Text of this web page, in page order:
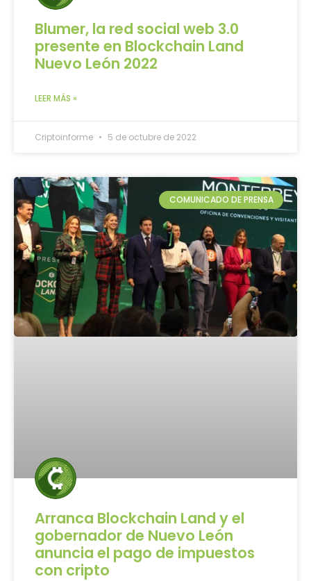
Blumer, la red social web 3.0
presente en Blockchain Land
Nuevo León 2022
LEER MÁS »
Criptoinforme 5 de octubre de 2022
COMUNICADO DE PRENSA
Arranca Blockchain Land y el
gobernador de Nuevo León
anuncia el pago de impuestos
con cripto